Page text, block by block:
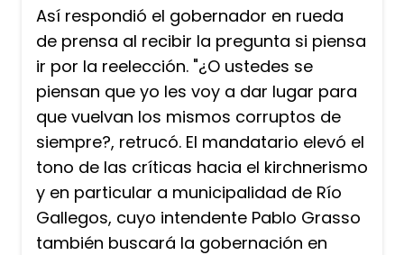
Así respondió el gobernador en rueda
de prensa al recibir la pregunta si piensa
ir por la reelección. "¿O ustedes se
piensan que yo les voy a dar lugar para
que vuelvan los mismos corruptos de
siempre?, retrucó. El mandatario elevó el
tono de las críticas hacia el kirchnerismo
y en particular a municipalidad de Río
Gallegos, cuyo intendente Pablo Grasso
también buscará la gobernación en